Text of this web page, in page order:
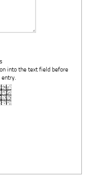
into the text field before